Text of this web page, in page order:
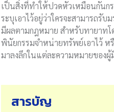
เป็นสิ่งที่ทำให้ปวดหัวเหมือนกันก
ระบุเอาไว้อยู่ว่าใครจะสามารถรับ
มีผลตามกฎหมาย สำหรับทายาทโ
พินัยกรรมจำหน่ายทรัพย์เอาไว้
มาลงลึกในแต่ละความหมายของ
สารบัญ